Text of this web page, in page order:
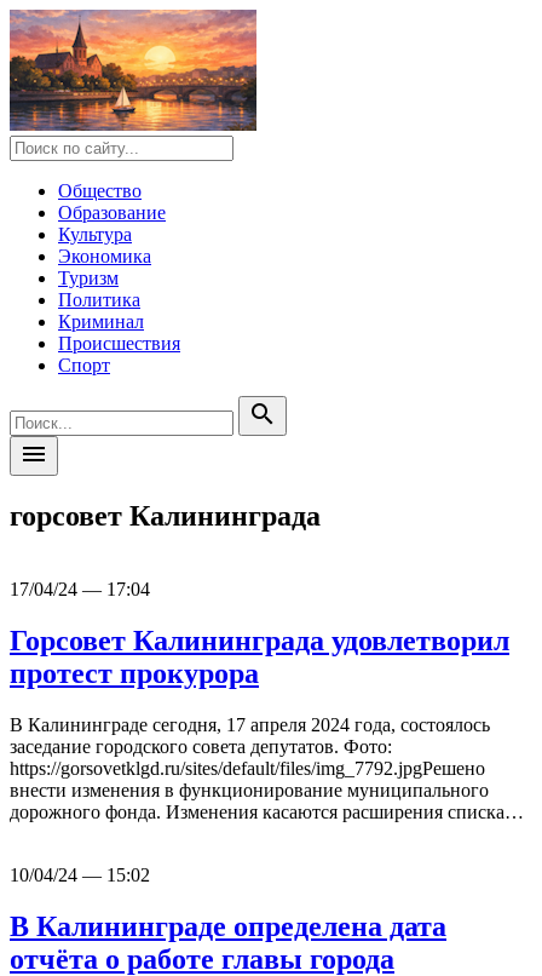
Общество
Образование
Культура
Экономика
Туризм
Политика
Криминал
Происшествия
Спорт
search
menu
горсовет Калининграда
17/04/24 — 17:04
Горсовет Калининграда удовлетворил
протест прокурора
В Калининграде сегодня, 17 апреля 2024 года, состоялось
заседание городского совета депутатов. Фото:
https://gorsovetklgd.ru/sites/default/files/img_7792.jpgРешено
внести изменения в функционирование муниципального
дорожного фонда. Изменения касаются расширения списка…
10/04/24 — 15:02
В Калининграде определена дата
отчёта о работе главы города